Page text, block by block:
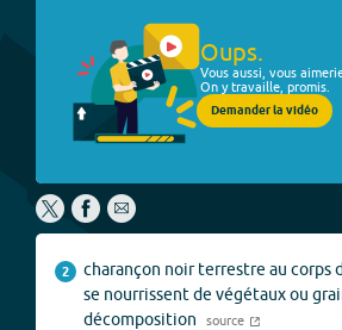
Oups.
Vous aussi, vous
On y travaille, promis.
Demander la vidéo
2
charançon noir terrestre au corps
se nourrissent de végétaux ou
décomposition
source